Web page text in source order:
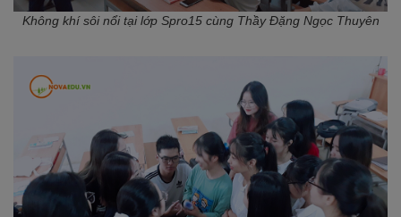
Không khí sôi nổi tại lớp Spro15 cùng Thầy Đặng Ngọc Thuyên